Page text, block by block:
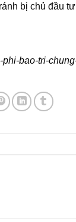
bị chủ đầu
bao-tri-